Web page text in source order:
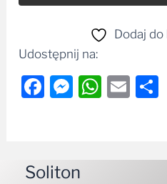
Dodaj
Udostępnij na:
Facebook
Soliton